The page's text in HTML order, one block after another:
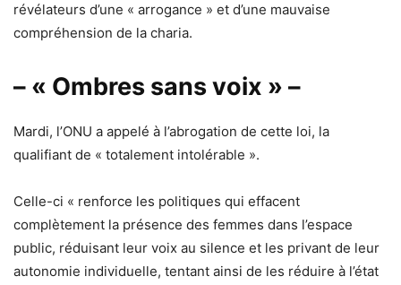
révélateurs d’une « arrogance » et d’une mauvaise
compréhension de la charia.
– « Ombres sans voix » –
Mardi, l’ONU a appelé à l’abrogation de cette loi, la
qualifiant de « totalement intolérable ».
Celle-ci « renforce les politiques qui effacent
complètement la présence des femmes dans l’espace
public, réduisant leur voix au silence et les privant de leur
autonomie individuelle, tentant ainsi de les réduire à l’état